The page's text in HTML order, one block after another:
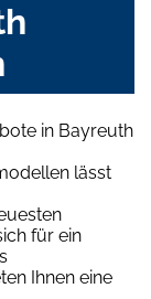
in Bayreuth
lässt
für ein
Ihnen eine